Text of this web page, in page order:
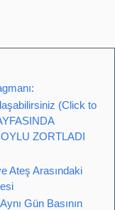
(Click to
ZORTLADI
Ateş Arasındaki
Gün Basının